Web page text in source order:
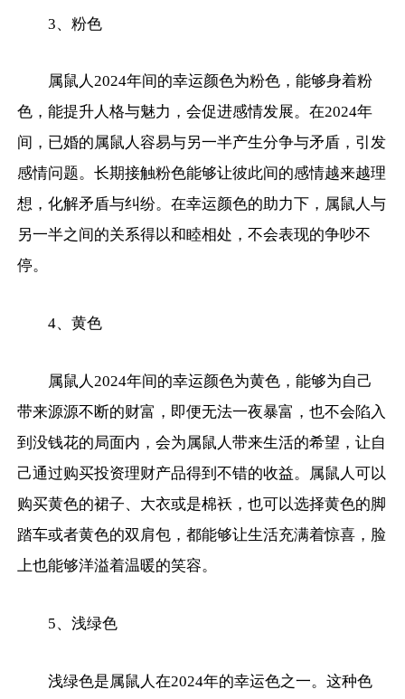
3、粉色
属鼠人2024年间的幸运颜色为粉色，能够身着粉
色，能提升人格与魅力，会促进感情发展。在2024年
间，已婚的属鼠人容易与另一半产生分争与矛盾，引发
感情问题。长期接触粉色能够让彼此间的感情越来越理
想，化解矛盾与纠纷。在幸运颜色的助力下，属鼠人与
另一半之间的关系得以和睦相处，不会表现的争吵不
停。
4、黄色
属鼠人2024年间的幸运颜色为黄色，能够为自己
带来源源不断的财富，即便无法一夜暴富，也不会陷入
到没钱花的局面内，会为属鼠人带来生活的希望，让自
己通过购买投资理财产品得到不错的收益。属鼠人可以
购买黄色的裙子、大衣或是棉袄，也可以选择黄色的脚
踏车或者黄色的双肩包，都能够让生活充满着惊喜，脸
上也能够洋溢着温暖的笑容。
5、浅绿色
浅绿色是属鼠人在2024年的幸运色之一。这种色